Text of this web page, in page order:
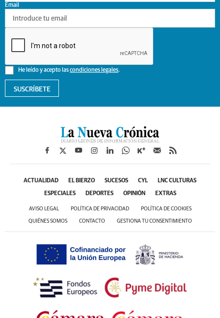
He leído y acepto lascondiciones legales.
Email
SUSCRÍBETE
ACTUALIDAD EL BIERZO SUCESOS CYL LNC CULTURAS
ESPECIALES DEPORTES OPINIÓN EXTRAS
AVISO LEGAL POLÍTICA DE PRIVACIDAD POLÍTICA DE COOKIES
QUIÉNES SOMOS CONTACTO GESTIONA TU CONSENTIMIENTO